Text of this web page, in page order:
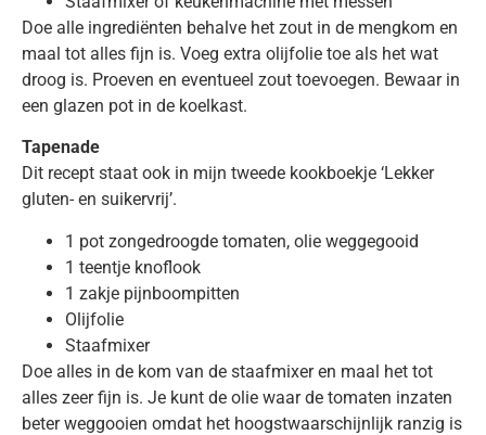
Doe alle ingrediënten behalve het zout in de mengkom en
maal tot alles fijn is. Voeg extra olijfolie toe als het wat
droog is. Proeven en eventueel zout toevoegen. Bewaar in
een glazen pot in de koelkast.
Tapenade
Dit recept staat ook in mijn tweede kookboekje ‘Lekker
gluten- en suikervrij’.
1 pot zongedroogde tomaten, olie weggegooid
1 teentje knoflook
1 zakje pijnboompitten
Olijfolie
Staafmixer
Doe alles in de kom van de staafmixer en maal het tot
alles zeer fijn is. Je kunt de olie waar de tomaten inzaten
beter weggooien omdat het hoogstwaarschijnlijk ranzig is